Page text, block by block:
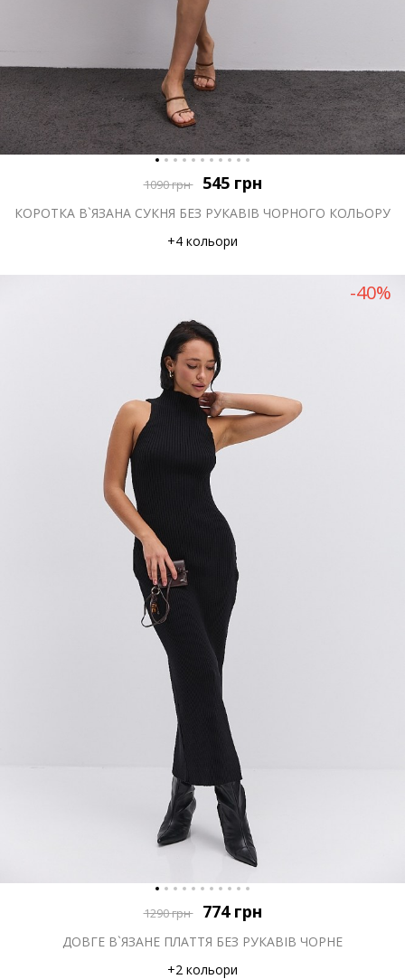
1090грн 545 грн
КОРОТКА В`ЯЗАНА СУКНЯ БЕЗ РУКАВІВ ЧОРНОГО КОЛЬОРУ
+4 кольори
-40%
1290грн 774 грн
ДОВГЕ В`ЯЗАНЕ ПЛАТТЯ БЕЗ РУКАВІВ ЧОРНЕ
+2 кольори